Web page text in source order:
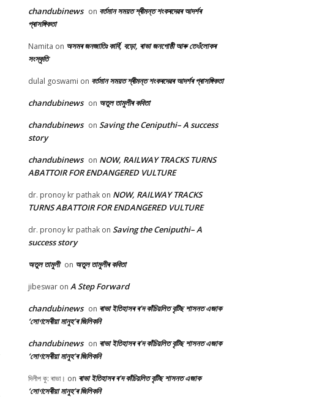
chandubinews on বৰ্তমান সময়ত শ্ৰীমন্ত শংকৰদেৱৰ আদৰ্শৰ
প্ৰাসঙ্গিকতা
Namita on অসমৰ জনজাতিঃ কাৰ্বি, বড়ো, ৰাভা জনগোষ্ঠী আৰু তেওঁলোকৰ
সংস্কৃতি
dulal goswami on বৰ্তমান সময়ত শ্ৰীমন্ত শংকৰদেৱৰ আদৰ্শৰ প্ৰাসঙ্গিকতা
chandubinews on অতুল তামুলীৰ কবিতা
chandubinews on Saving the Ceniputhi– A success
story
chandubinews on NOW, RAILWAY TRACKS TURNS
ABATTOIR FOR ENDANGERED VULTURE
dr. pronoy kr pathak on NOW, RAILWAY TRACKS
TURNS ABATTOIR FOR ENDANGERED VULTURE
dr. pronoy kr pathak on Saving the Ceniputhi– A
success story
অতুল তামুলী on অতুল তামুলীৰ কবিতা
jibeswar on A Step Forward
chandubinews on ৰাভা ইতিহাসৰ ৰ’দ কাঁচিয়লিত বৃটিছ শাসনত এজাক
‘সোণসেৰীয়া মানুহ’ৰ জিলিকনি
chandubinews on ৰাভা ইতিহাসৰ ৰ’দ কাঁচিয়লিত বৃটিছ শাসনত এজাক
‘সোণসেৰীয়া মানুহ’ৰ জিলিকনি
দিলীপ কু: ৰাভা। on ৰাভা ইতিহাসৰ ৰ’দ কাঁচিয়লিত বৃটিছ শাসনত এজাক
‘সোণসেৰীয়া মানুহ’ৰ জিলিকনি